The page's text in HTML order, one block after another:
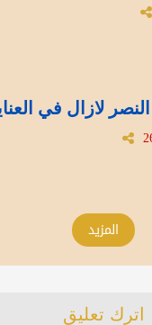
لازال في
المزيد
اترك تعليق